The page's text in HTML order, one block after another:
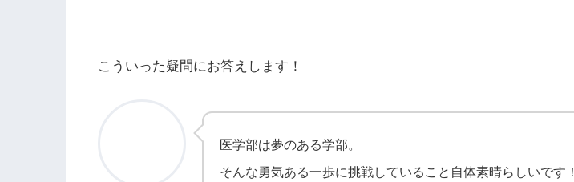
こういった疑問にお答えします！
医学部は夢のある学部。
そんな勇気ある一歩に挑戦していること自体素晴らしいです！